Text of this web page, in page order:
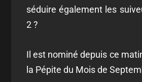
séduire également les
2 ?
Il est nominé depuis ce
la Pépite du Mois de